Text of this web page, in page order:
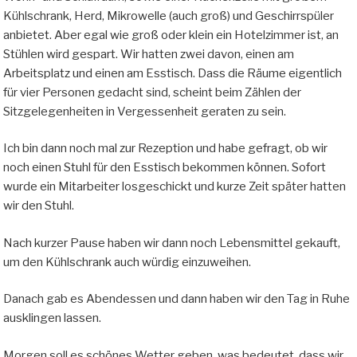
Kühlschrank, Herd, Mikrowelle (auch groß) und Geschirrspüler
anbietet. Aber egal wie groß oder klein ein Hotelzimmer ist, an
Stühlen wird gespart. Wir hatten zwei davon, einen am
Arbeitsplatz und einen am Esstisch. Dass die Räume eigentlich
für vier Personen gedacht sind, scheint beim Zählen der
Sitzgelegenheiten in Vergessenheit geraten zu sein.
Ich bin dann noch mal zur Rezeption und habe gefragt, ob wir
noch einen Stuhl für den Esstisch bekommen können. Sofort
wurde ein Mitarbeiter losgeschickt und kurze Zeit später hatten
wir den Stuhl.
Nach kurzer Pause haben wir dann noch Lebensmittel gekauft,
um den Kühlschrank auch würdig einzuweihen.
Danach gab es Abendessen und dann haben wir den Tag in Ruhe
ausklingen lassen.